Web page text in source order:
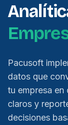
Pacusoft
datos que
tu empresa en
claros y
decisiones